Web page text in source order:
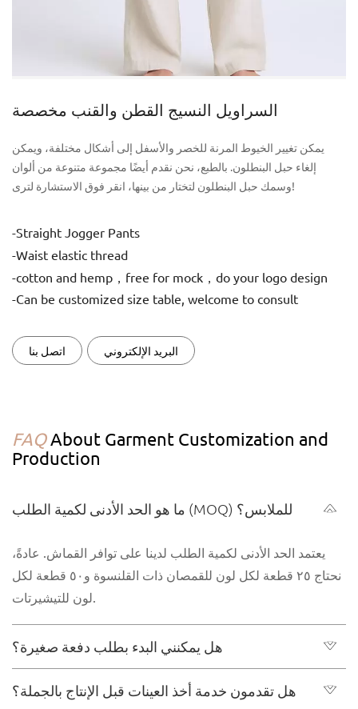
السراويل النسيج القطن والقنب مخصصة
يمكن تغيير الخيوط المرنة للخصر والأسفل إلى أشكال مختلفة، ويمكن
إلغاء حبل البنطلون. بالطبع، نحن نقدم أيضًا مجموعة متنوعة من ألوان
وسمك حبل البنطلون لتختار من بينها، انقر فوق الاستشارة لترى!
-Straight Jogger Pants
-Waist elastic thread
-cotton and hemp，free for mock，do your logo design
-Can be customized size table, welcome to consult
اتصل بنا البريد الإلكتروني
FAQAbout Garment Customization and
Production
ما هو الحد الأدنى لكمية الطلب (MOQ) للملابس؟
يعتمد الحد الأدنى لكمية الطلب لدينا على توافر القماش. عادةً،
نحتاج ٢٥ قطعة لكل لون للقمصان ذات القلنسوة و٥٠ قطعة لكل
لون للتيشيرتات.
هل يمكنني البدء بطلب دفعة صغيرة؟
بالتأكيد، لا نمانع الطلبات الصغيرة
هل تقدمون خدمة أخذ العينات قبل الإنتاج بالجملة؟